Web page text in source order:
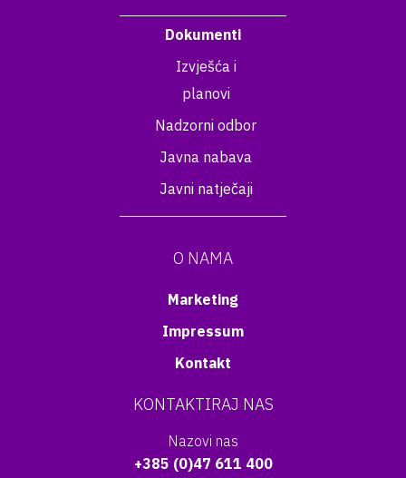
Dokumenti
Izvješća i
planovi
Nadzorni odbor
Javna nabava
Javni natječaji
O NAMA
Marketing
Impressum
Kontakt
KONTAKTIRAJ NAS
Nazovi nas
+385 (0)47 611 400